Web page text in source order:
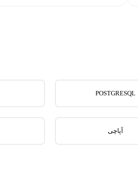
POSTGRESQL
آپاچی